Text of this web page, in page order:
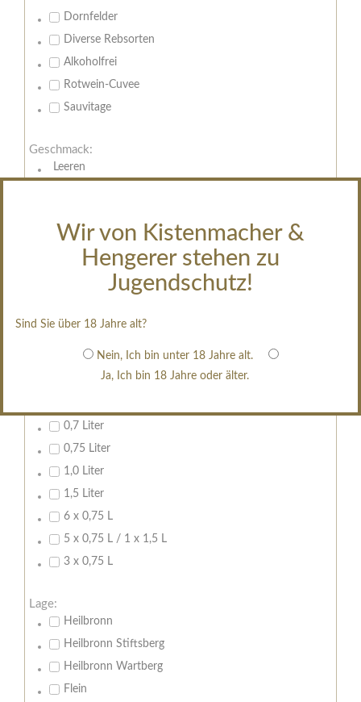
Wir von Kistenmacher &
Hengerer stehen zu
Jugendschutz!
Sind Sie über 18 Jahre alt?
Nein, Ich bin unter 18 Jahre alt.
Ja, Ich bin 18 Jahre oder älter.
Dornfelder
Diverse Rebsorten
Alkoholfrei
Rotwein-Cuvee
Sauvitage
Geschmack:
Leeren
halbtrocken
restsüß
weißgekeltert
0,7 Liter
0,75 Liter
1,0 Liter
1,5 Liter
6 x 0,75 L
5 x 0,75 L / 1 x 1,5 L
3 x 0,75 L
Lage:
Heilbronn
Heilbronn Stiftsberg
Heilbronn Wartberg
Flein